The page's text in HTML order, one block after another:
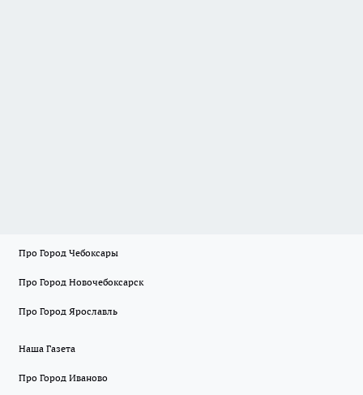
Про Город Чебоксары
Про Город Новочебоксарск
Про Город Ярославль
Наша Газета
Про Город Иваново